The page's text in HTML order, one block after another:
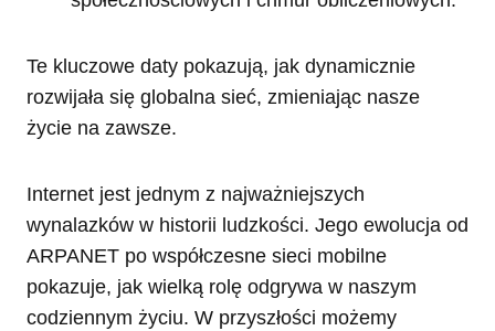
Te kluczowe daty pokazują, jak dynamicznie
rozwijała się globalna sieć, zmieniając nasze
życie na zawsze.
Internet jest jednym z najważniejszych
wynalazków w historii ludzkości. Jego ewolucja od
ARPANET po współczesne sieci mobilne
pokazuje, jak wielką rolę odgrywa w naszym
codziennym życiu. W przyszłości możemy